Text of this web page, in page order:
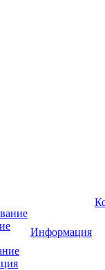
Информация